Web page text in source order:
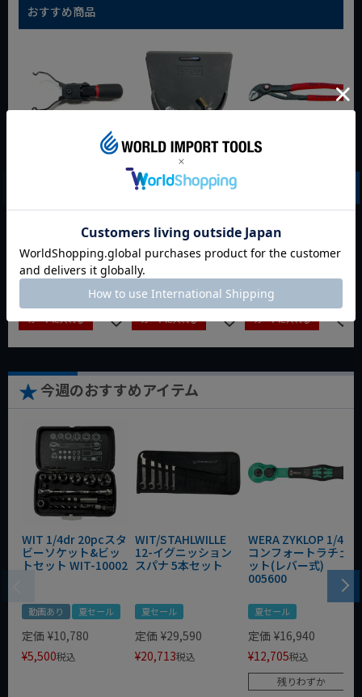
おすすめ商品
WIT マルチアングル
夏セール
定価 ¥6,248
¥4,373税込
カートに入れる
WIT マグネットツー
ルマット ブラック
動画あり 夏セール
定価 ¥0
¥3,465税込
カートに入れる
動画あり
定価 ¥9,350
¥6,545税込
カートに入れる
今週のおすすめアイテム
WIT 1/4dr 20pcスタ
ビーソケット&ビッ
トセット WIT-10002
動画あり 夏セール
定価 ¥10,780
¥5,500税込
WIT/STAHLWILLE
12-イグニッション
スパナ 5本セット
夏セール
定価 ¥29,590
¥20,713税込
WERA ZYKLOP 1/4"
コンフォートラチェ
ット(レバー式)
005600
夏セール
定価 ¥16,940
¥12,705税込
残りわずか